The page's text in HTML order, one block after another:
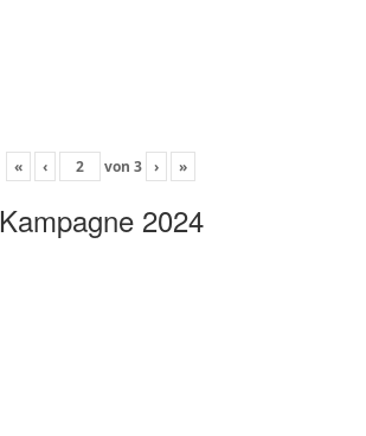
« ‹ von 3 › »
Kampagne 2024